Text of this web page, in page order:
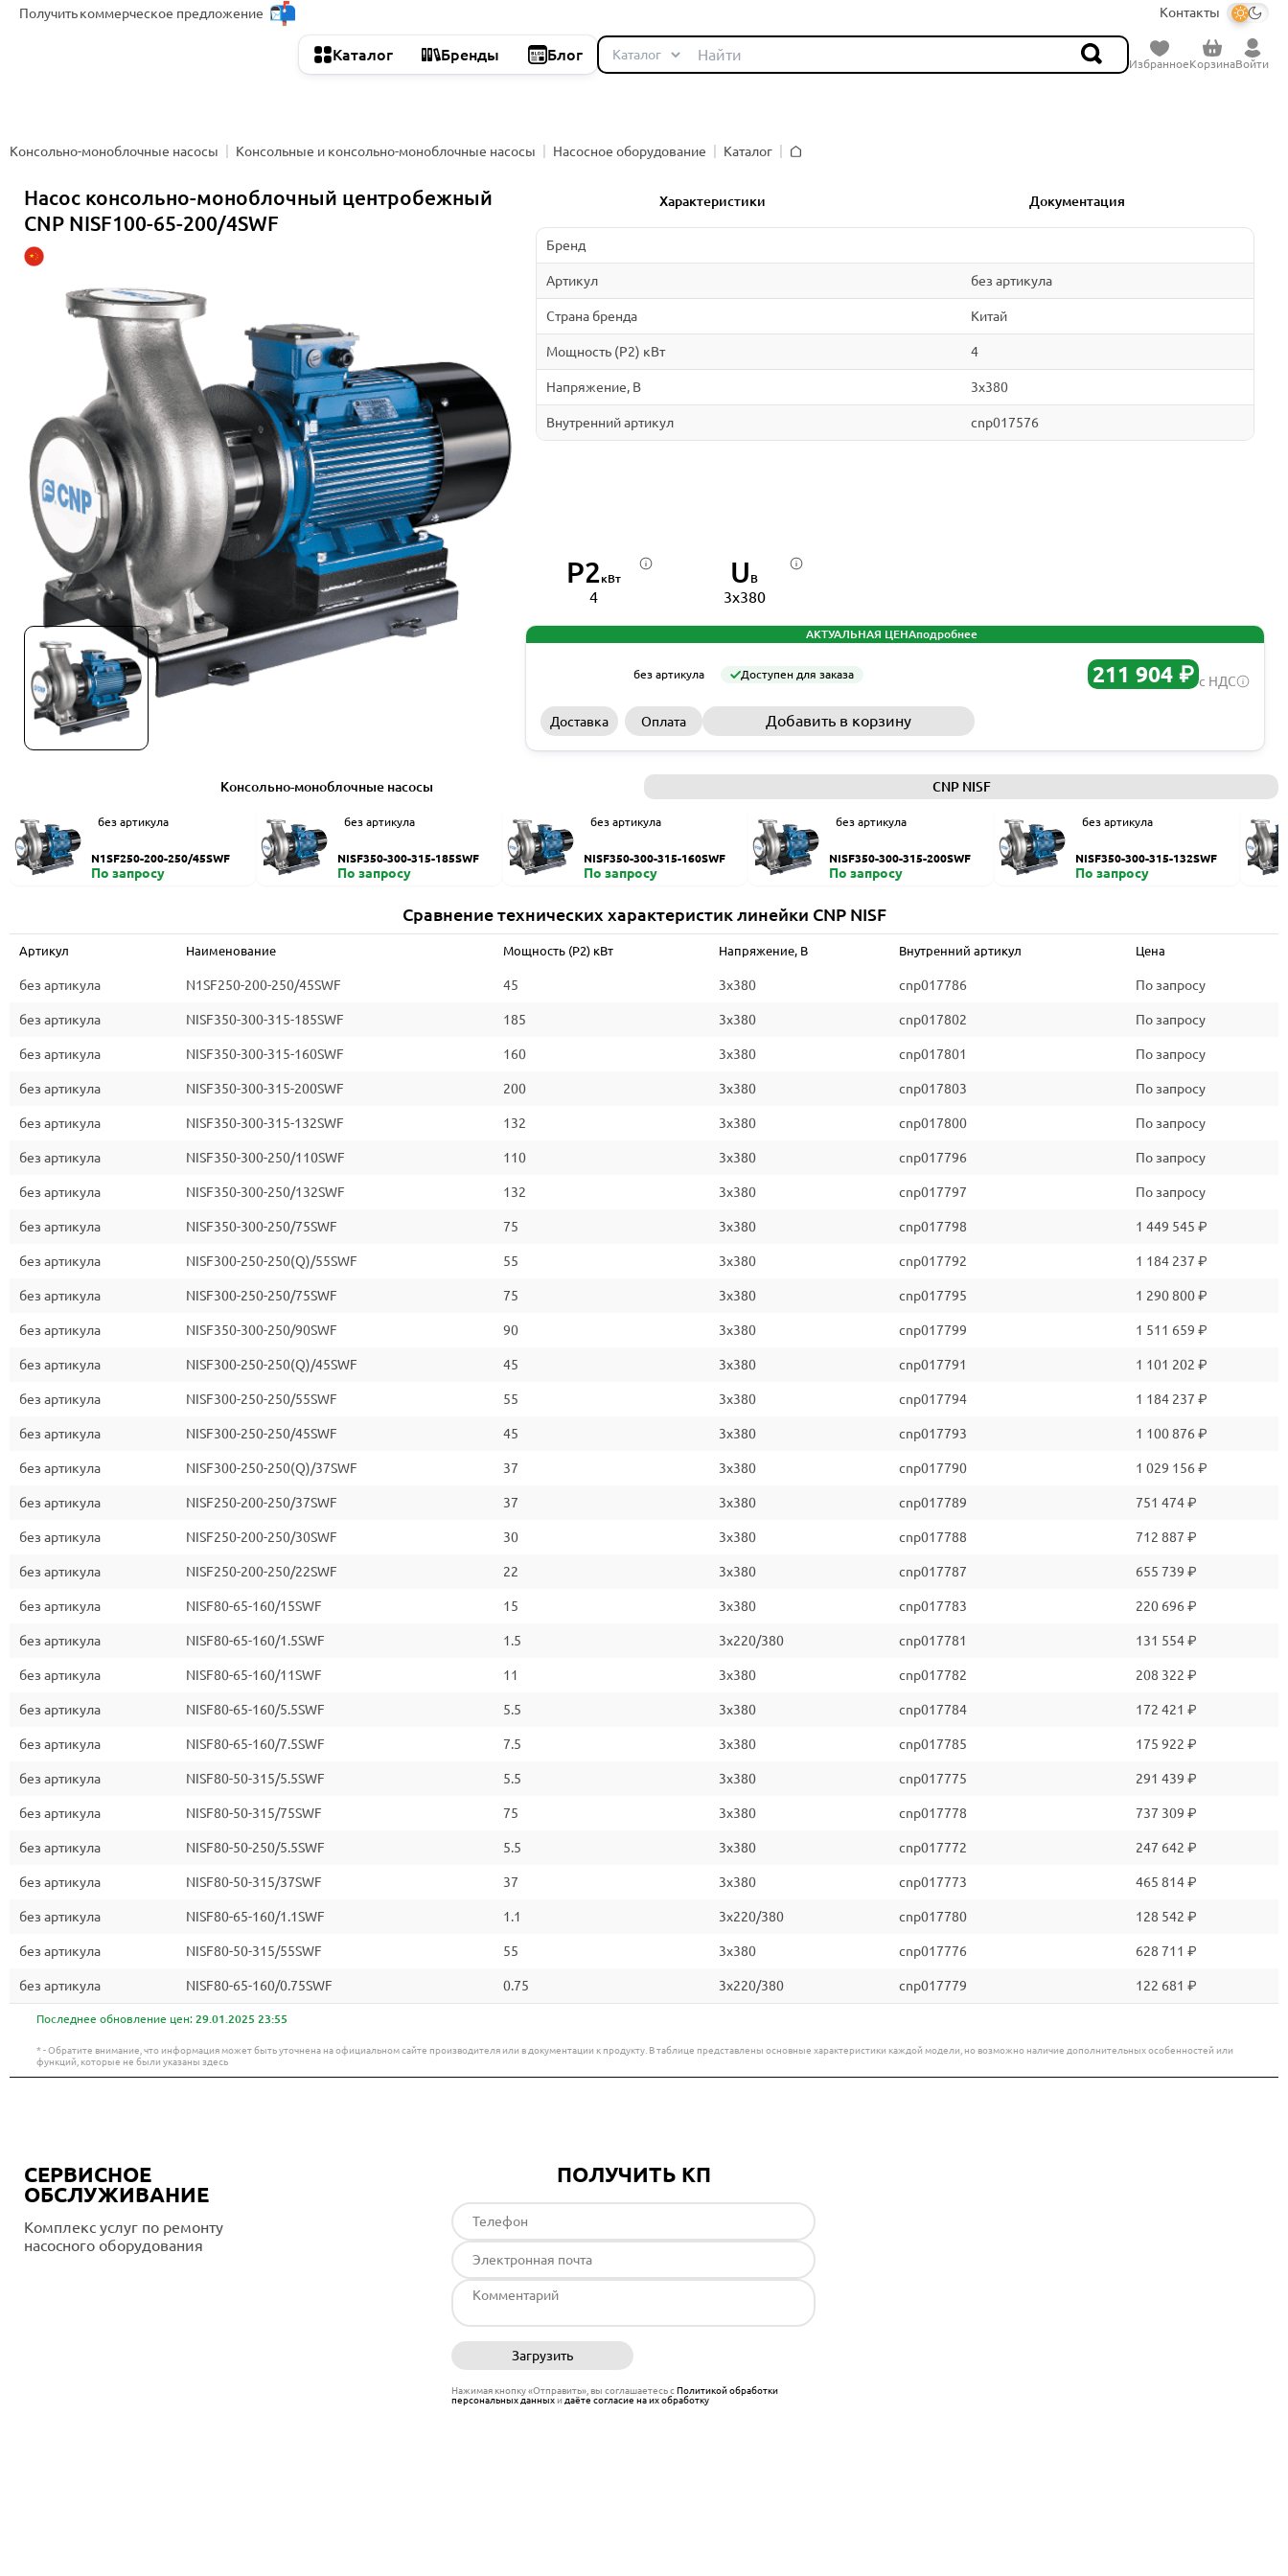
Получитькоммерческое предложение Контакты
Каталог Бренды Блог
ИзбранноеКорзинаВойти
Консольно-моноблочные насосы Консольные и консольно-моноблочные насосы Насосное оборудование
Каталог
Насос консольно-моноблочный центробежный
CNP NISF100-65-200/4SWF
Характеристики Документация
Бренд
Артикул без артикула
Страна бренда Китай
Мощность (P2) кВт 4
Напряжение, В 3x380
Внутренний артикул cnp017576
P2кВт
4
U В
3x380
АКТУАЛЬНАЯ ЦЕНАподробнее
без артикула Доступен для заказа 211 904 ₽ с НДС
Доставка Оплата Добавить в корзину
Консольно-моноблочные насосы CNP NISF
без артикула
N1SF250-200-250/45SWF
По запросу
без артикула
NISF350-300-315-185SWF
По запросу
без артикула
NISF350-300-315-160SWF
По запросу
без артикула
NISF350-300-315-200SWF
По запросу
без артикула
NISF350-300-315-132SWF
По запросу
Сравнение технических характеристик линейки CNP NISF
Артикул Наименование Мощность (P2) кВт Напряжение, В Внутренний артикул Цена
без артикула N1SF250-200-250/45SWF 45 3x380 cnp017786 По запросу
без артикула NISF350-300-315-185SWF 185 3x380 cnp017802 По запросу
без артикула NISF350-300-315-160SWF 160 3x380 cnp017801 По запросу
без артикула NISF350-300-315-200SWF 200 3x380 cnp017803 По запросу
без артикула NISF350-300-315-132SWF 132 3x380 cnp017800 По запросу
без артикула NISF350-300-250/110SWF 110 3x380 cnp017796 По запросу
без артикула NISF350-300-250/132SWF 132 3x380 cnp017797 По запросу
без артикула NISF350-300-250/75SWF 75 3x380 cnp017798 1 449 545 ₽
без артикула NISF300-250-250(Q)/55SWF 55 3x380 cnp017792 1 184 237 ₽
без артикула NISF300-250-250/75SWF 75 3x380 cnp017795 1 290 800 ₽
без артикула NISF350-300-250/90SWF 90 3x380 cnp017799 1 511 659 ₽
без артикула NISF300-250-250(Q)/45SWF 45 3x380 cnp017791 1 101 202 ₽
без артикула NISF300-250-250/55SWF 55 3x380 cnp017794 1 184 237 ₽
без артикула NISF300-250-250/45SWF 45 3x380 cnp017793 1 100 876 ₽
без артикула NISF300-250-250(Q)/37SWF 37 3x380 cnp017790 1 029 156 ₽
без артикула NISF250-200-250/37SWF 37 3x380 cnp017789 751 474 ₽
без артикула NISF250-200-250/30SWF 30 3x380 cnp017788 712 887 ₽
без артикула NISF250-200-250/22SWF 22 3x380 cnp017787 655 739 ₽
без артикула NISF80-65-160/15SWF 15 3x380 cnp017783 220 696 ₽
без артикула NISF80-65-160/1.5SWF 1.5 3x220/380 cnp017781 131 554 ₽
без артикула NISF80-65-160/11SWF 11 3x380 cnp017782 208 322 ₽
без артикула NISF80-65-160/5.5SWF 5.5 3x380 cnp017784 172 421 ₽
без артикула NISF80-65-160/7.5SWF 7.5 3x380 cnp017785 175 922 ₽
без артикула NISF80-50-315/5.5SWF 5.5 3x380 cnp017775 291 439 ₽
без артикула NISF80-50-315/75SWF 75 3x380 cnp017778 737 309 ₽
без артикула NISF80-50-250/5.5SWF 5.5 3x380 cnp017772 247 642 ₽
без артикула NISF80-50-315/37SWF 37 3x380 cnp017773 465 814 ₽
без артикула NISF80-65-160/1.1SWF 1.1 3x220/380 cnp017780 128 542 ₽
без артикула NISF80-50-315/55SWF 55 3x380 cnp017776 628 711 ₽
без артикула NISF80-65-160/0.75SWF 0.75 3x220/380 cnp017779 122 681 ₽
Последнее обновление цен: 29.01.2025 23:55
* - Обратите внимание, что информация может быть уточнена на официальном сайте производителя или в документации к продукту. В таблице представлены основные характеристики каждой модели, но возможно наличие дополнительных особенностей или
функций, которые не были указаны здесь
СЕРВИСНОЕ
ОБСЛУЖИВАНИЕ
Комплекс услуг по ремонту
насосного оборудования
ПОЛУЧИТЬ КП
Загрузить
Нажимая кнопку «Отправить», вы соглашаетесь сПолитикой обработки
персональных данныхи даёте согласие на их обработку